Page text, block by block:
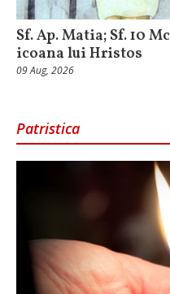
Sf. Ap. Matia; Sf. 10
icoana lui Hristos
09 Aug, 2026
Patristica